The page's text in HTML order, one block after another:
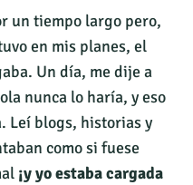
un tiempo largo pero,
en mis planes, el
Un día, me dije a
nunca lo haría, y eso
Leí blogs, historias y
como si fuese
¡y yo estaba cargada